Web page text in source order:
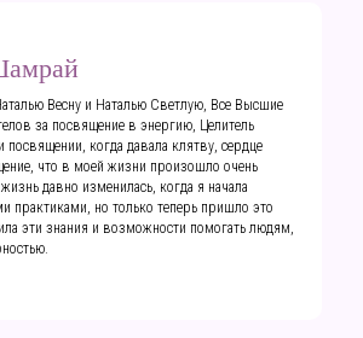
Весну и Наталью Светлую, Все Высшие
за посвящение в энергию, Целитель
когда давала клятву, сердце
что в моей жизни произошло очень
давно изменилась, когда я начала
практиками, но только теперь пришло это
эти знания и возможности помогать людям,